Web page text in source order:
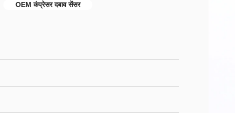
OEM कंप्रेसर दबाव सेंसर